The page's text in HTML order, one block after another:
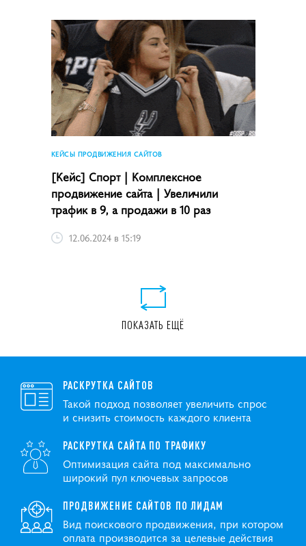
КЕЙСЫ ПРОДВИЖЕНИЯ САЙТОВ
[Кейс] Спорт | Комплексное
продвижение сайта | Увеличили
трафик в 9, а продажи в 10 раз
12.06.2024 в 15:19
ПОКАЗАТЬ ЕЩЁ
РАСКРУТКА САЙТОВ
Такой подход позволяет увеличить спрос
и снизить стоимость каждого клиента
РАСКРУТКА САЙТА ПО ТРАФИКУ
Оптимизация сайта под максимально
широкий пул ключевых запросов
ПРОДВИЖЕНИЕ САЙТОВ ПО ЛИДАМ
Вид поискового продвижения, при котором
оплата производится за целевые действия